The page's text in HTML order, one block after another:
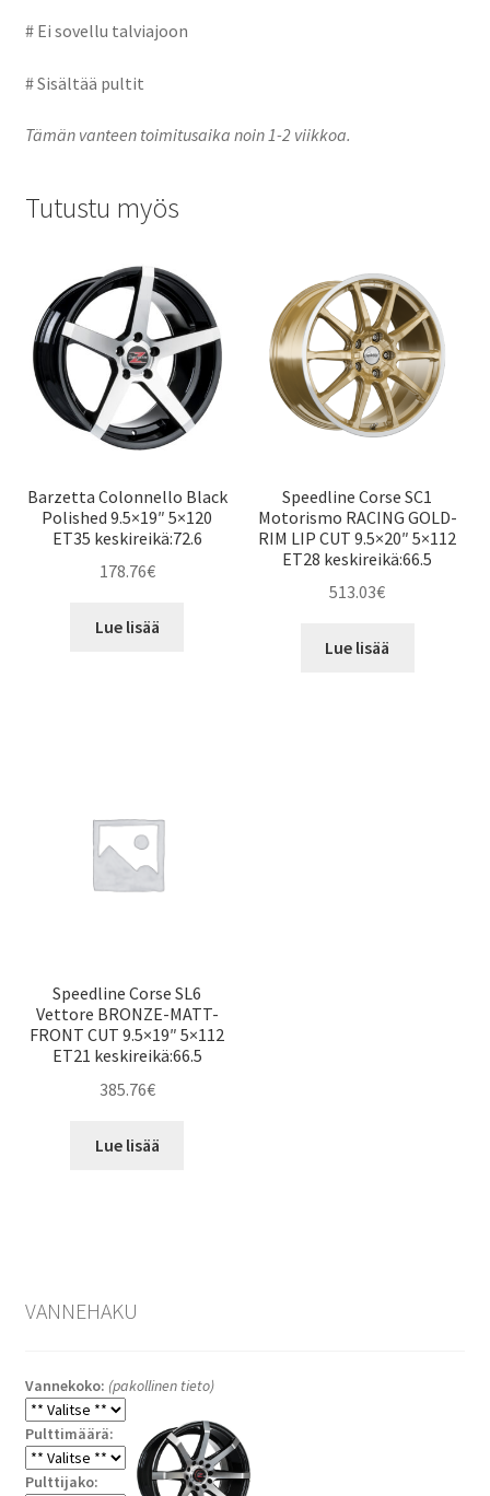
# Ei sovellu talviajoon
# Sisältää pultit
Tämän vanteen toimitusaika noin 1-2 viikkoa.
Tutustu myös
Barzetta Colonnello Black
Polished 9.5×19″ 5×120
ET35 keskireikä:72.6
178.76€
Lue lisää
Speedline Corse SC1
Motorismo RACING GOLD-
RIM LIP CUT 9.5×20″ 5×112
ET28 keskireikä:66.5
513.03€
Lue lisää
Speedline Corse SL6
Vettore BRONZE-MATT-
FRONT CUT 9.5×19″ 5×112
ET21 keskireikä:66.5
385.76€
Lue lisää
VANNEHAKU
Vannekoko: (pakollinen tieto)
Pulttimäärä:
Pulttijako: